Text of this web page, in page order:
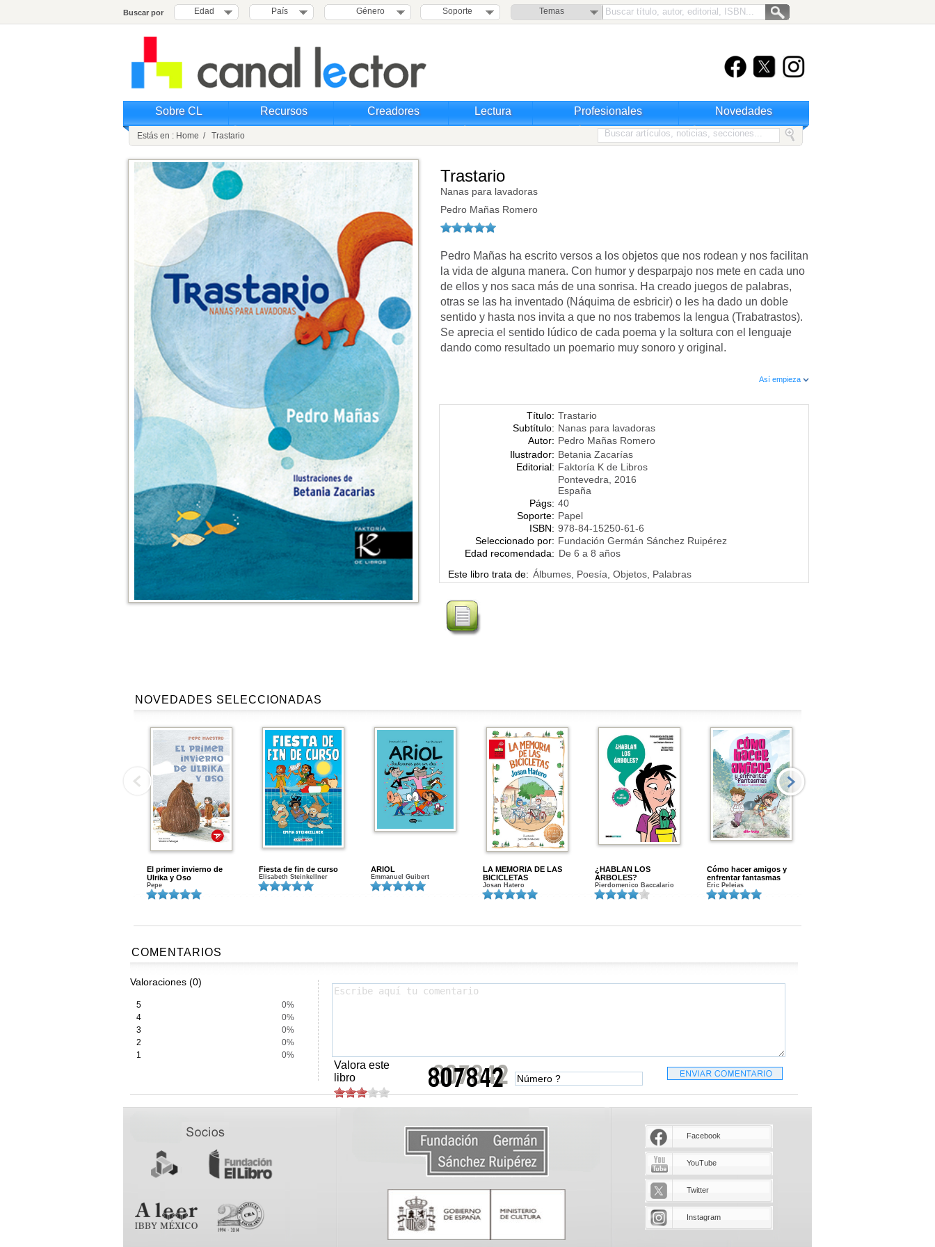
Buscar por Edad País Género Soporte Temas
Sobre CL Recursos Creadores Lectura Profesionales Novedades
Estás en : Home / Trastario
Trastario
Nanas para lavadoras
Pedro Mañas Romero
Pedro Mañas ha escrito versos a los objetos que nos rodean y nos facilitan
la vida de alguna manera. Con humor y desparpajo nos mete en cada uno
de ellos y nos saca más de una sonrisa. Ha creado juegos de palabras,
otras se las ha inventado (Náquima de esbricir) o les ha dado un doble
sentido y hasta nos invita a que no nos trabemos la lengua (Trabatrastos).
Se aprecia el sentido lúdico de cada poema y la soltura con el lenguaje
dando como resultado un poemario muy sonoro y original.
Así empieza
Título: Trastario
Subtítulo: Nanas para lavadoras
Autor: Pedro Mañas Romero
Ilustrador: Betania Zacarías
Editorial: Faktoría K de Libros
Pontevedra, 2016
España
Págs: 40
Soporte: Papel
ISBN: 978-84-15250-61-6
Seleccionado por: Fundación Germán Sánchez Ruipérez
Edad recomendada: De 6 a 8 años
Este libro trata de: Álbumes, Poesía, Objetos, Palabras
NOVEDADES SELECCIONADAS
El primer invierno de
Ulrika y Oso
Pepe
Fiesta de fin de curso
Elisabeth Steinkellner
ARIOL
Emmanuel Guibert
LA MEMORIA DE LAS
BICICLETAS
Josan Hatero
¿HABLAN LOS
ÁRBOLES?
Pierdomenico Baccalario
Cómo hacer amigos y
enfrentar fantasmas
Eric Peleias
COMENTARIOS
Valoraciones (0)
5
0%
4
0%
3
0%
2
0%
1
0%
Valora este
libro
Facebook
YouTube
Twitter
Instagram